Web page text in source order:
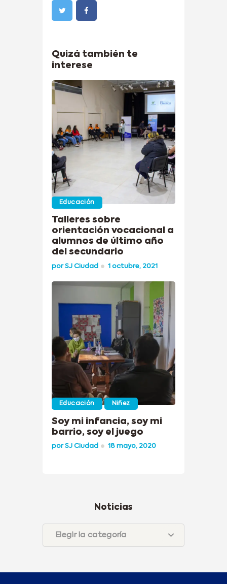
Quizá también te
interese
Educación
Talleres sobre
orientación vocacional a
alumnos de último año
del secundario
porSJ Ciudad 1 octubre, 2021
Educación Niñez
Soy mi infancia, soy mi
barrio, soy el juego
porSJ Ciudad 18 mayo, 2020
Noticias